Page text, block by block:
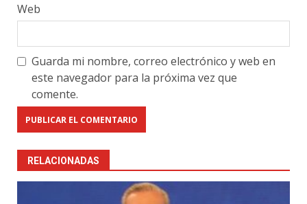
Web
Guarda mi nombre, correo electrónico y web en
este navegador para la próxima vez que
comente.
RELACIONADAS